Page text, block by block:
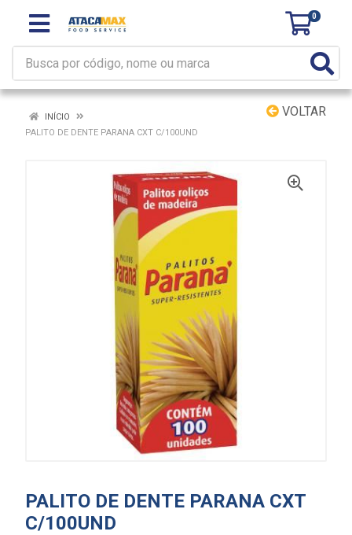
0
VOLTAR
INÍCIO
PALITO DE DENTE PARANA CXT C/100UND
PALITO DE DENTE PARANA CXT
C/100UND